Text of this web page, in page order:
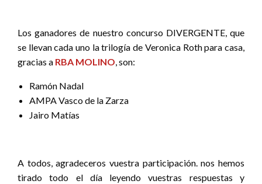
Los ganadores de nuestro concurso DIVERGENTE, que
se llevan cada uno la trilogía de Veronica Roth para casa,
gracias a RBA MOLINO, son:
Ramón Nadal
AMPA Vasco de la Zarza
Jairo Matías
A todos, agradeceros vuestra participación. nos hemos
tirado todo el día leyendo vuestras respuestas y